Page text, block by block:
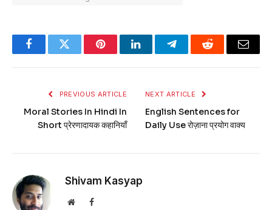
FacebookTwitter PinterestLinkedInTelegramReddit Email
PREVIOUS ARTICLE
Moral Stories In Hindi In
Short प्रेरणादायक कहानियाँ
NEXT ARTICLE
English Sentences for
Daily Use रोज़ाना प्रयोग वाक्य
Shivam Kasyap
WebsiteFacebook